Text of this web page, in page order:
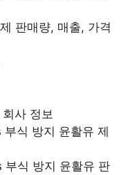
판매량, 매출, 가격
사 정보
식 방지 윤활유 제
식 방지 윤활유 판